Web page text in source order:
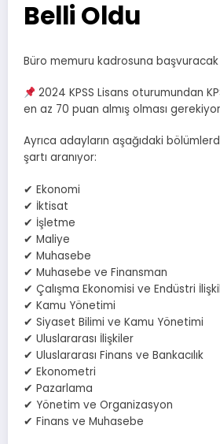
Belli Oldu
Büro memuru kadrosuna başvuracak
2024 KPSS Lisans oturumundan
en az 70 puan almış olması
Ayrıca adayların aşağıdaki
şartı aranıyor:
✔ Ekonomi
✔ İktisat
✔ İşletme
✔ Maliye
✔ Muhasebe
✔ Muhasebe ve Finansman
✔ Çalışma Ekonomisi ve Endüstri
✔ Kamu Yönetimi
✔ Siyaset Bilimi ve Kamu Yönetimi
✔ Uluslararası İlişkiler
✔ Uluslararası Finans ve Bankacılık
✔ Ekonometri
✔ Pazarlama
✔ Yönetim ve Organizasyon
✔ Finans ve Muhasebe